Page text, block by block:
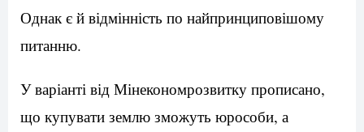
Однак є й відмінність по найпринциповішому
питанню.
У варіанті від Мінекономрозвитку прописано,
що купувати землю зможуть юрособи, а